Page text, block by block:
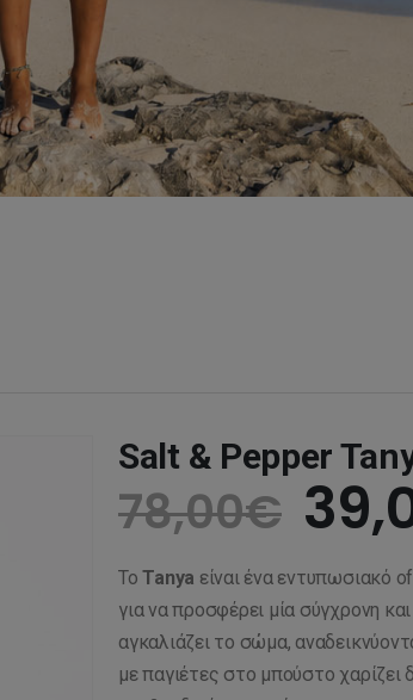
Salt & Pepper
78,00€
ΤοTanya είναι ένα εντυπωσιακό
για να προσφέρει μία σύγχρονη
αγκαλιάζει το σώμα,
με παγιέτες στο μπούστο χαρίζει